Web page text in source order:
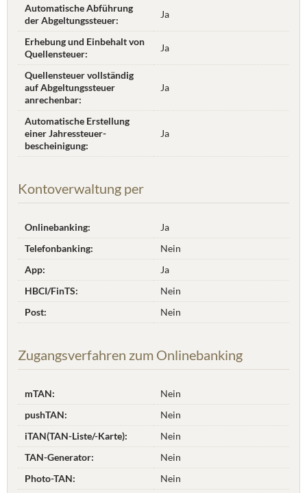
Automatische Abführung
der Abgeltungssteuer:
Ja
Erhebung und Einbehalt von
Quellensteuer:
Ja
Quellensteuer vollständig
auf Abgeltungssteuer
anrechenbar:
Ja
Automatische Erstellung
einer Jahres­steuer­
bescheinigung:
Ja
Kontoverwaltung per
Onlinebanking:
Ja
Telefonbanking:
Nein
App:
Ja
HBCI/FinTS:
Nein
Post:
Nein
Zugangsverfahren zum Onlinebanking
mTAN:
Nein
pushTAN:
Nein
iTAN(TAN-Liste/-Karte):
Nein
TAN-Generator:
Nein
Photo-TAN:
Nein